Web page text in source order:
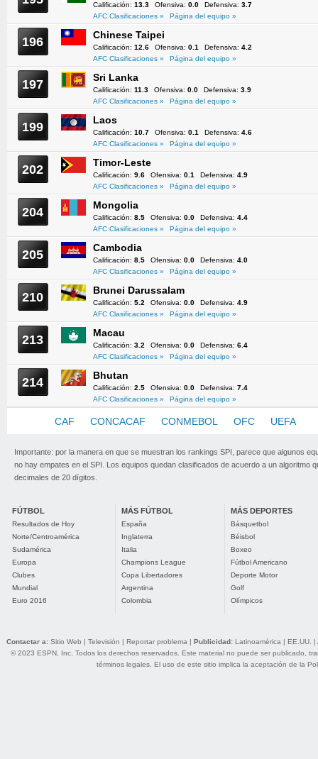
Calificación: 13.3 Ofensiva: 0.0 Defensiva: 3.7
AFC Clasificaciones »
Página del equipo »
196 Chinese Taipei
Calificación: 12.6 Ofensiva: 0.1 Defensiva: 4.2
AFC Clasificaciones »
Página del equipo »
197 Sri Lanka
Calificación: 11.3 Ofensiva: 0.0 Defensiva: 3.9
AFC Clasificaciones »
Página del equipo »
199 Laos
Calificación: 10.7 Ofensiva: 0.1 Defensiva: 4.6
AFC Clasificaciones »
Página del equipo »
202 Timor-Leste
Calificación: 9.6 Ofensiva: 0.1 Defensiva: 4.9
AFC Clasificaciones »
Página del equipo »
204 Mongolia
Calificación: 8.5 Ofensiva: 0.0 Defensiva: 4.4
AFC Clasificaciones »
Página del equipo »
205 Cambodia
Calificación: 8.5 Ofensiva: 0.0 Defensiva: 4.0
AFC Clasificaciones »
Página del equipo »
210 Brunei Darussalam
Calificación: 5.2 Ofensiva: 0.0 Defensiva: 4.9
AFC Clasificaciones »
Página del equipo »
213 Macau
Calificación: 3.2 Ofensiva: 0.0 Defensiva: 6.4
AFC Clasificaciones »
Página del equipo »
214 Bhutan
Calificación: 2.5 Ofensiva: 0.0 Defensiva: 7.4
AFC Clasificaciones »
Página del equipo »
CAF CONCACAF CONMEBOL OFC UEFA
Importante: por la manera en que se muestran los rankings SPI, parece que algunos
no hay empates en el SPI. Los equipos quedan clasificados de acuerdo a un algoritmo
decimales de 20 dígitos.
FÚTBOL
Resultados de Hoy
Norte/Centroamérica
Sudamérica
Europa
Clubes
Mundial
Euro 2016
MÁS FÚTBOL
España
Inglaterra
Italia
Champions League
Copa Libertadores
Argentina
Colombia
MÁS DEPORTES
Básquetbol
Béisbol
Boxeo
Fútbol Americano
Deporte Motor
Golf
Olímpicos
Contactar a: Sitio Web | Televisión | Reportar problema | Publicidad: Latinoamérica | EE.UU. |
© 2023 ESPN, Inc. Todos los derechos reservados. Este material no puede ser publicado,
términos legales. El uso de este sitio implica la aceptación de la